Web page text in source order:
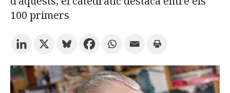
Subscriu-te als butlletins de la URV
CATALÀ ESPAÑOL ENGLISH
100 primers